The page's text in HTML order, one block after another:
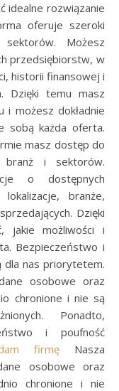
idealne rozwiązanie
oferuje szeroki
Możesz
przedsiębiorstw, w
historii finansowej i
Dzięki temu masz
i możesz dokładnie
sobą każda oferta.
masz dostęp do
i sektorów.
o dostępnych
branże,
Dzięki
jakie możliwości i
Bezpieczeństwo i
dla nas priorytetem.
osobowe oraz
chronione i nie są
Ponadto,
i poufność
firmęNasza
osobowe oraz
chronione i nie